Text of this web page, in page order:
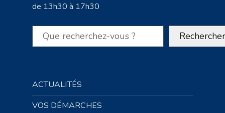
de 13h30 à 17h30
Rechercher Rechercher
ACTUALITÉS
VOS DÉMARCHES